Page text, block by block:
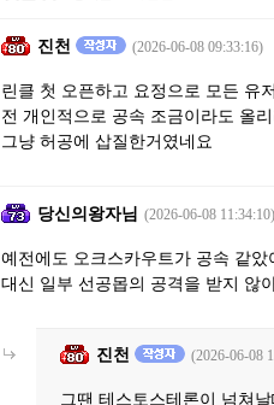
진천 (2026-06-08 09:33:16)
린클 첫 오픈하고 요정으로 모든 유
전 개인적으로 공속 조금이라도 올
그냥 허공에 삽질한거였네요
당신의왕자님 (2026-06-08 11:34:10)
예전에도 오크스카우트가 공속 같았
대신 일부 선공몹의 공격을 받지 않
진천 (2026-06-08
그땐 테스토스테론이 넘쳐